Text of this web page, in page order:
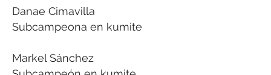
Danae Cimavilla
Subcampeona en kumite
Markel Sánchez